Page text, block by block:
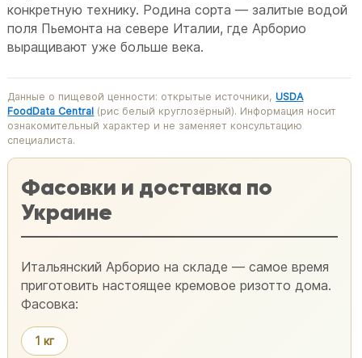
конкретную технику. Родина сорта — залитые водой
поля Пьемонта на севере Италии, где Арборио
выращивают уже больше века.
Данные о пищевой ценности: открытые источники,USDA
FoodData Central (рис белый круглозёрный). Информация носит
ознакомительный характер и не заменяет консультацию
специалиста.
Фасовки и доставка по
Украине
Итальянский Арборио на складе — самое время
приготовить настоящее кремовое ризотто дома.
Фасовка:
1 кг